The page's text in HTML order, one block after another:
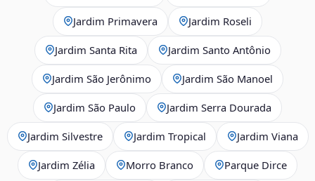
Jardim Primavera Jardim Roseli
Jardim Santa Rita Jardim Santo Antônio
Jardim São Jerônimo Jardim São Manoel
Jardim São Paulo Jardim Serra Dourada
Jardim Silvestre Jardim Tropical Jardim Viana
Jardim Zélia Morro Branco Parque Dirce